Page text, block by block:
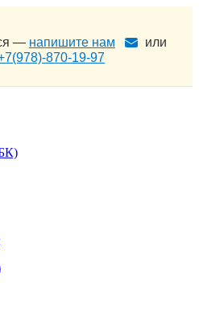
— напишите нам
или
870-19-97